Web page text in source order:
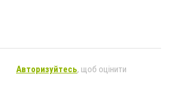
Авторизуйтесь, щоб оцінити